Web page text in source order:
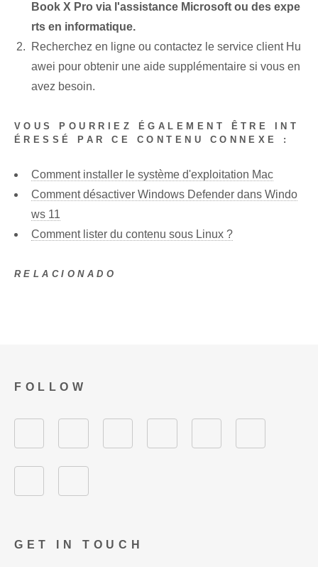
Book X Pro via l'assistance Microsoft ou des expe
rts en informatique.
Recherchez en ligne ou contactez le service client Hu
awei pour obtenir une aide supplémentaire si vous en
avez besoin.
VOUS POURRIEZ ÉGALEMENT ÊTRE INT
ÉRESSÉ PAR CE CONTENU CONNEXE :
Comment installer le système d'exploitation Mac
Comment désactiver Windows Defender dans Windo
ws 11
Comment lister du contenu sous Linux ?
RELACIONADO
GET IN TOUCH
FOLLOW